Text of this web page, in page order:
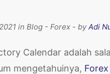
in Blog - Forex - byAdi
Calendar adalah
mengetahuinya,